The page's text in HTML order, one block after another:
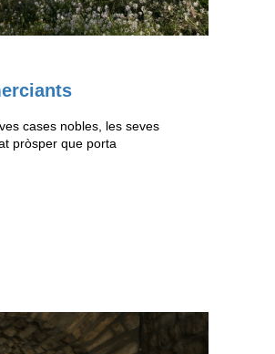
cases nobles, les seves
pròsper que porta